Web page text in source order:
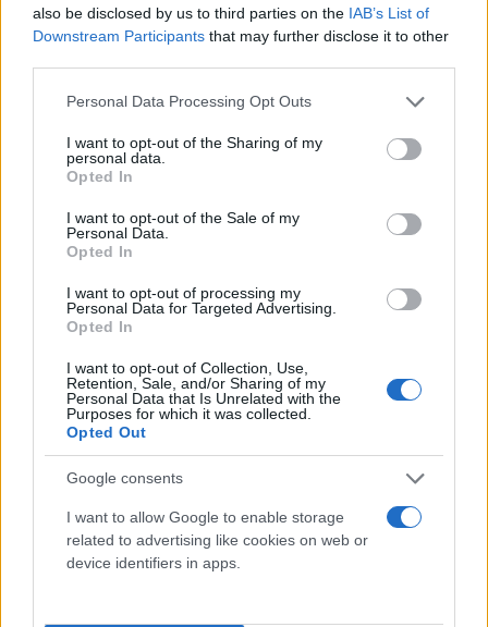
also be disclosed by us to third parties on the IAB’s List of
Downstream Participants that may further disclose it to other
Please note that this website/app uses one or more Google
not limited to your visit or usage behaviour. You may click to
grant or deny consent to Google and its third-party tags to
use your data for below specified purposes in below Google
consent section.
Personal Data Processing Opt Outs
I want to opt-out of the Sharing of my
personal data.
Opted In
I want to opt-out of the Sale of my
Personal Data.
Opted In
I want to opt-out of processing my
Personal Data for Targeted Advertising.
Opted In
I want to opt-out of Collection, Use,
Retention, Sale, and/or Sharing of my
Personal Data that Is Unrelated with the
Purposes for which it was collected.
Opted Out
Google consents
I want to allow Google to enable storage
related to advertising like cookies on web or
device identifiers in apps.